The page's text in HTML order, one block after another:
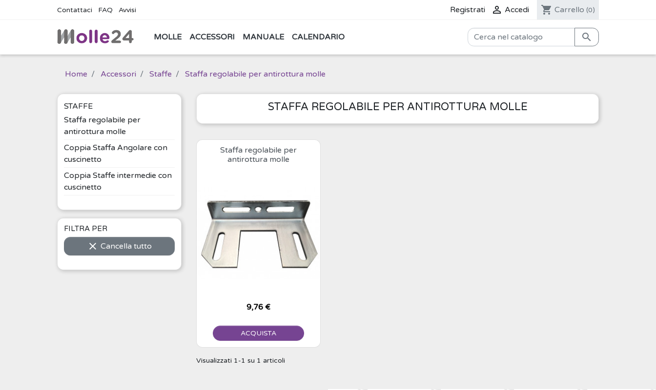
Contattaci FAQ Avvisi Registrati  Accedi shopping_cart Carrello (0)
MOLLE ACCESSORI MANUALE CALENDARIO 
Home Accessori Staffe Staffa regolabile per antirottura molle
STAFFE
Staffa regolabile per
antirottura molle
Coppia Staffa Angolare con
cuscinetto
Coppia Staffe intermedie con
cuscinetto
FILTRA PER
 Cancella tutto
STAFFA REGOLABILE PER ANTIROTTURA MOLLE
Staffa regolabile per
antirottura molle
Prezzo
9,76 €
ACQUISTA
Visualizzati 1-1 su 1 articoli